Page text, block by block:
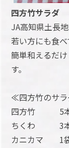
四方竹サラダ
JA高知県土長
若い方にも食べ
簡単和えるだ
す。
≪四方竹のサ
四方竹 5本
ちくわ 3
カニカマ 1